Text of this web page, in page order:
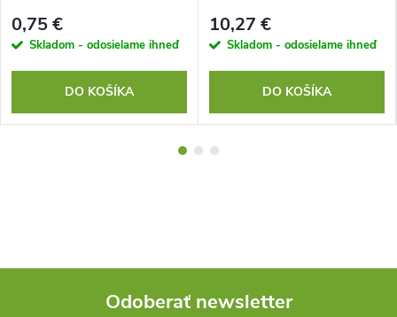
0,75 €
Skladom - odosielame ihneď
DO KOŠÍKA
10,27 €
Skladom - odosielame ihneď
DO KOŠÍKA
Odoberať newsletter